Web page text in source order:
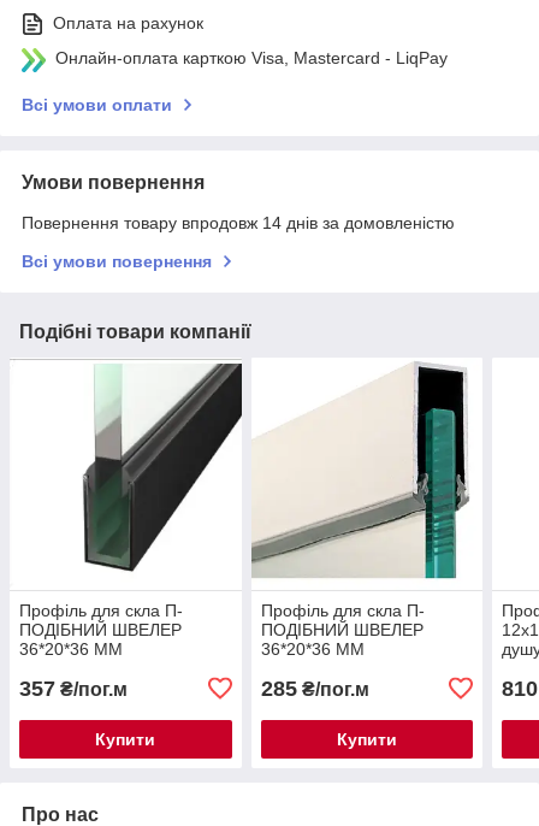
Оплата на рахунок
Онлайн-оплата карткою Visa, Mastercard - LiqPay
Всі умови оплати
Умови повернення
Повернення товару впродовж 14 днів за домовленістю
Всі умови повернення
Подібні товари компанії
Профіль для скла П-
ПОДІБНИЙ ШВЕЛЕР
36*20*36 ММ
чорному кольорі
357 ₴/пог.м
Купити
Профіль для скла П-
ПОДІБНИЙ ШВЕЛЕР
36*20*36 ММ
285₴/пог.м
Купити
для
810
Про нас